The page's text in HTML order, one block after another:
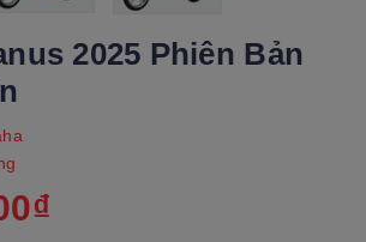
2025 Phiên Bản